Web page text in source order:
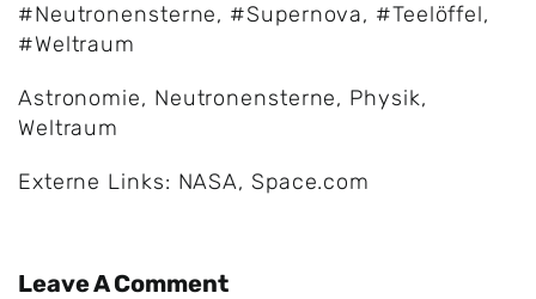
#Neutronensterne, #Supernova, #Teelöffel,
#Weltraum
Astronomie, Neutronensterne, Physik,
Weltraum
Externe Links: NASA, Space.com
Leave A Comment